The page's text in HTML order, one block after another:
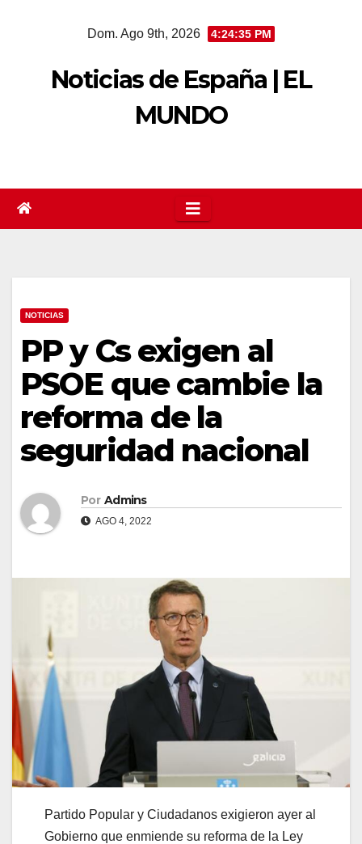
Dom. Ago 9th, 2026 4:24:35 PM
Noticias de España | EL
MUNDO
NOTICIAS
PP y Cs exigen al
PSOE que cambie la
reforma de la
seguridad nacional
Por Admins
AGO 4, 2022
Partido Popular y Ciudadanos exigieron ayer al
Gobierno que enmiende su reforma de la Ley